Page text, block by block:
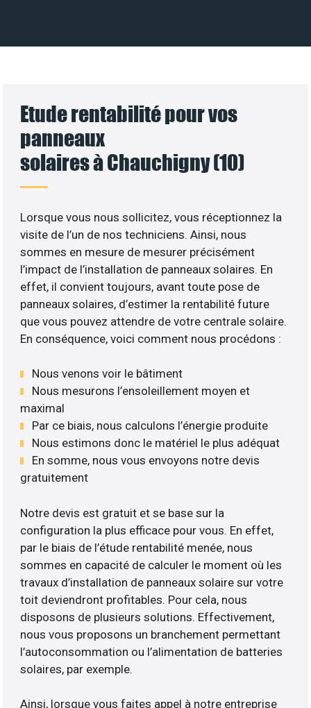
Etude rentabilité pour vos
panneaux
solaires à Chauchigny (10)
Lorsque vous nous sollicitez, vous réceptionnez la
visite de l’un de nos techniciens. Ainsi, nous
sommes en mesure de mesurer précisément
l’impact de l’installation de panneaux solaires. En
effet, il convient toujours, avant toute pose de
panneaux solaires, d’estimer la rentabilité future
que vous pouvez attendre de votre centrale solaire.
En conséquence, voici comment nous procédons :
Nous venons voir le bâtiment
Nous mesurons l’ensoleillement moyen et
maximal
Par ce biais, nous calculons l’énergie produite
Nous estimons donc le matériel le plus adéquat
En somme, nous vous envoyons notre devis
gratuitement
Notre devis est gratuit et se base sur la
configuration la plus efficace pour vous. En effet,
par le biais de l’étude rentabilité menée, nous
sommes en capacité de calculer le moment où les
travaux d’installation de panneaux solaire sur votre
toit deviendront profitables. Pour cela, nous
disposons de plusieurs solutions. Effectivement,
nous vous proposons un branchement permettant
l’autoconsommation ou l’alimentation de batteries
solaires, par exemple.
Ainsi, lorsque vous faites appel à notre entreprise